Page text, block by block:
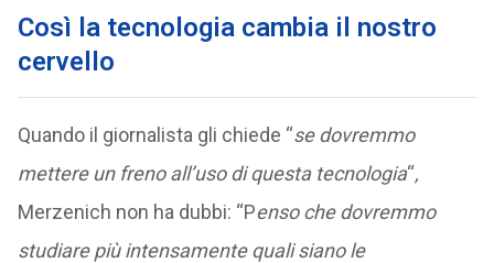
Così la tecnologia cambia il nostro
cervello
Quando il giornalista gli chiede “se dovremmo
mettere un freno all’uso di questa tecnologia“,
Merzenich non ha dubbi: “Penso che dovremmo
studiare più intensamente quali siano le